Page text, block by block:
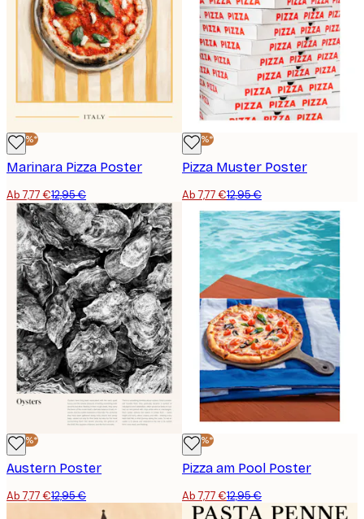
-40%*
Marinara Pizza Poster
Ab 7,77 €12,95 €
-40%*
Pizza Muster Poster
Ab 7,77 €12,95 €
-40%*
Austern Poster
Ab 7,77 €12,95 €
-40%*
Pizza am Pool Poster
Ab 7,77 €12,95 €